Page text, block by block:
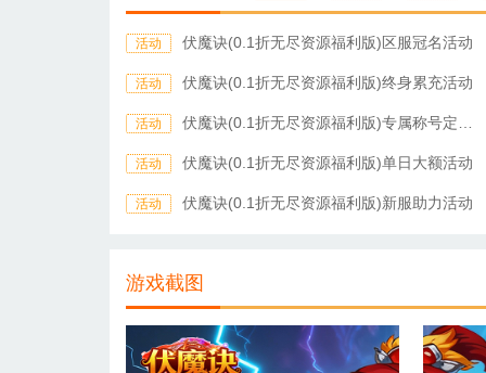
活动 伏魔诀(0.1折无尽资源福利版)区服冠名活动
活动 伏魔诀(0.1折无尽资源福利版)终身累充活动
活动
活动 伏魔诀(0.1折无尽资源福利版)单日大额活动
活动 伏魔诀(0.1折无尽资源福利版)新服助力活动
游戏截图